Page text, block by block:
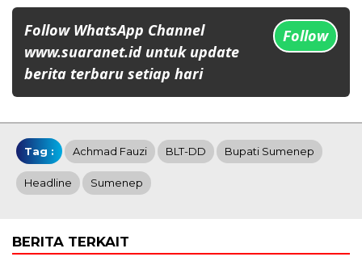
Follow WhatsApp Channel
www.suaranet.id untuk update
berita terbaru setiap hari
Follow
Tag : Achmad Fauzi BLT-DD Bupati Sumenep
Headline Sumenep
BERITA TERKAIT